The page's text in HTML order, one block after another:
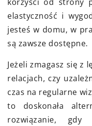
elastyczność i
jesteś w domu, w
są zawsze dostępne.
Jeżeli zmagasz się z
relacjach, czy
czas na regularne
to doskonała
rozwiązanie,